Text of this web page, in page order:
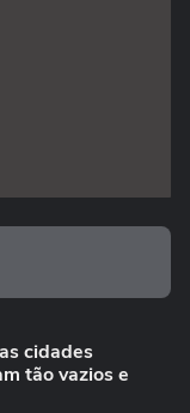
cidades
tão vazios e